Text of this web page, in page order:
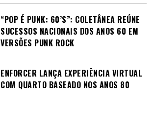
“POP É PUNK: 60’S”: COLETÂNEA REÚNE
SUCESSOS NACIONAIS DOS ANOS 60 EM
VERSÕES PUNK ROCK
ENFORCER LANÇA EXPERIÊNCIA VIRTUAL
COM QUARTO BASEADO NOS ANOS 80